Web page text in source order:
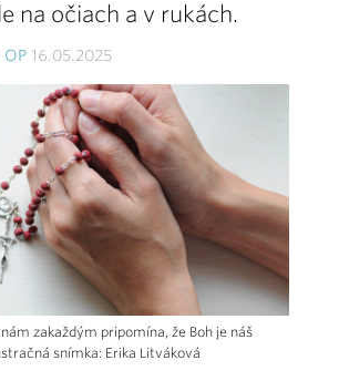
na očiach a v rukách.
OP 16.05.2025
zakaždým pripomína, že Boh je náš
snímka: Erika Litváková